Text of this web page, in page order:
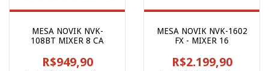
MESA NOVIK NVK-
108BT MIXER 8 CA
R$949,90
MESA NOVIK NVK-1602
FX - MIXER 16
R$2.199,90